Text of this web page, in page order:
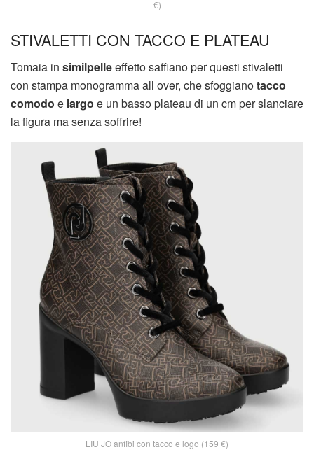
€)
STIVALETTI CON TACCO E PLATEAU
Tomaia in similpelleeffetto saffiano per questi stivaletti
con stampa monogramma all over, che sfoggianotacco
comodo e largo e un basso plateau di un cm per slanciare
la figura ma senza soffrire!
LIU JO anfibi con tacco e logo (159 €)